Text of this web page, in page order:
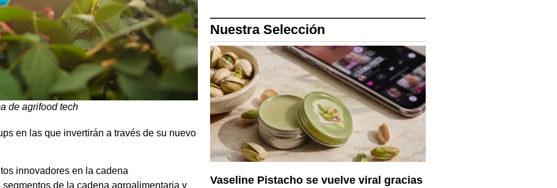
de agrifood tech
en las que invertirán a través de su nuevo
innovadores en la cadena
de la cadena agroalimentaria y
Nuestra Selección
Vaseline Pistacho se vuelve viral gracias